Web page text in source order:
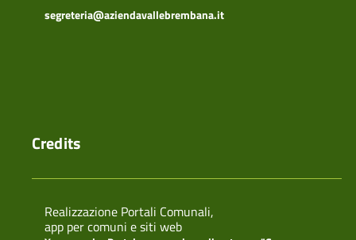
segreteria@aziendavallebrembana.it
Credits
Realizzazione Portali Comunali,
app per comuni e siti web